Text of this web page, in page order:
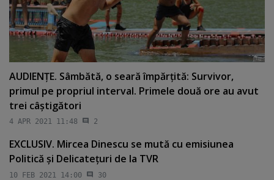
AUDIENŢE. Sâmbătă, o seară împărţită: Survivor,
primul pe propriul interval. Primele două ore au avut
trei câştigători
4 APR 2021 11:48 2
EXCLUSIV. Mircea Dinescu se mută cu emisiunea
Politică şi Delicateţuri de la TVR
10 FEB 2021 14:00 30